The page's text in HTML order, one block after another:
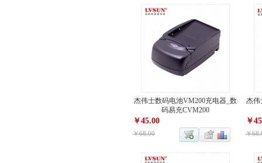
杰伟士数码电池VM200充电器_数
码易充CVM200
￥45.00
￥68.00
杰伟
￥
￥